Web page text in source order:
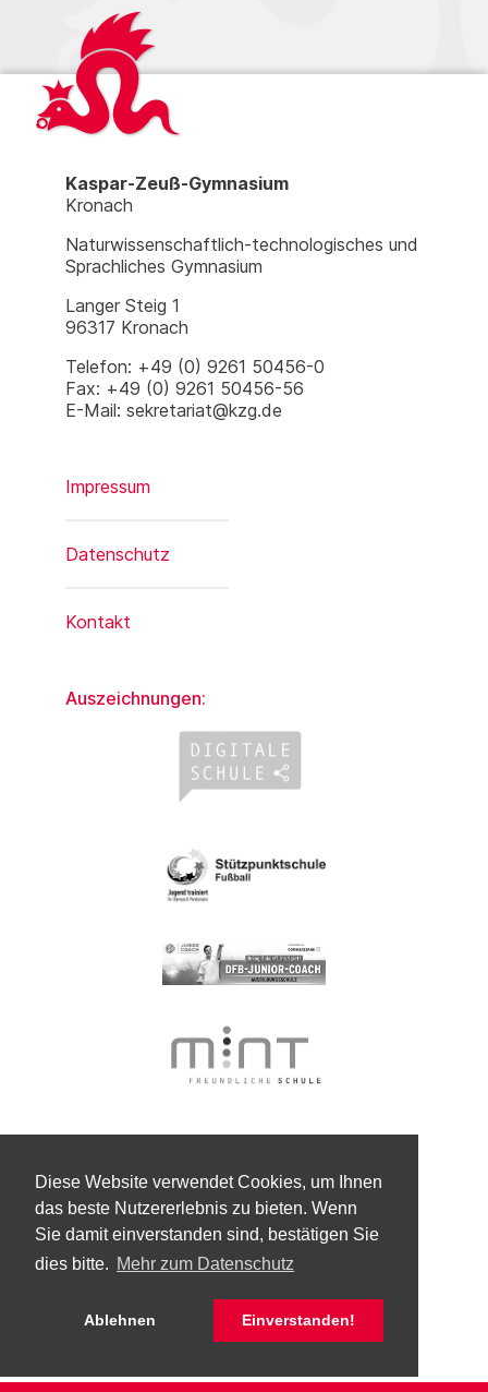
Diese Website verwendet Cookies, um Ihnen
das beste Nutzererlebnis zu bieten. Wenn
Sie damit einverstanden sind, bestätigen Sie
dies bitte. Mehr zum Datenschutz
Ablehnen Einverstanden!
Kaspar-Zeuß-Gymnasium
Kronach
Naturwissenschaftlich-technologisches und
Sprachliches Gymnasium
Langer Steig 1
96317 Kronach
Telefon: +49 (0) 9261 50456-0
Fax: +49 (0) 9261 50456-56
E-Mail: sekretariat@kzg.de
Impressum
Datenschutz
Kontakt
Auszeichnungen:
© Kaspar-Zeuß-Gymnasium Kronach 2026